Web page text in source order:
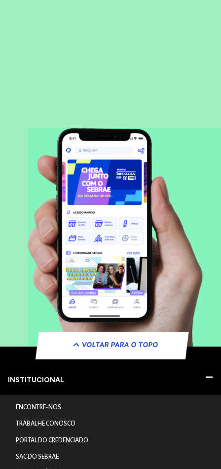
VOLTAR PARA O TOPO
INSTITUCIONAL
ENCONTRE-NOS
TRABALHE CONOSCO
PORTAL DO CREDENCIADO
SAC DO SEBRAE